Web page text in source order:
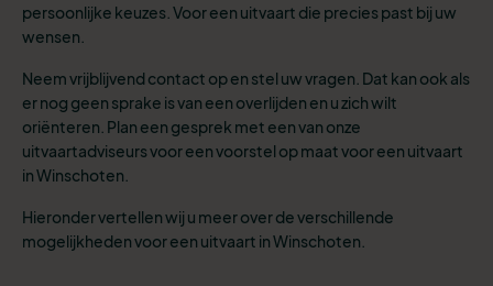
persoonlijke keuzes. Voor een uitvaart die precies past bij uw
wensen.
Neem vrijblijvend contact op en stel uw vragen. Dat kan ook als
er nog geen sprake is van een overlijden en u zich wilt
oriënteren. Plan een gesprek met een van onze
uitvaartadviseurs voor een voorstel op maat voor een uitvaart
in Winschoten.
Hieronder vertellen wij u meer over de verschillende
mogelijkheden voor een uitvaart in Winschoten.